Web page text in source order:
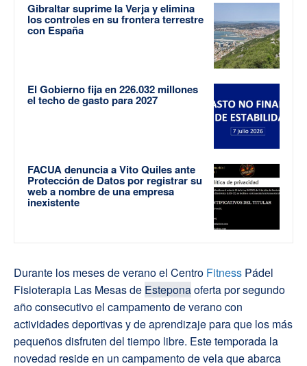
Gibraltar suprime la Verja y elimina
los controles en su frontera terrestre
con España
El Gobierno fija en 226.032 millones
el techo de gasto para 2027
FACUA denuncia a Vito Quiles ante
Protección de Datos por registrar su
web a nombre de una empresa
inexistente
Durante los meses de verano el Centro Fitness Pádel
Fisioterapia Las Mesas de Esteponaoferta por segundo
año consecutivo el campamento de verano con
actividades deportivas y de aprendizaje para que los más
pequeños disfruten del tiempo libre. Este temporada la
novedad reside en un campamento de vela que abarca